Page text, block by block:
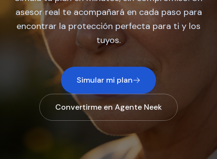
asesor real te acompañará en cada paso para
encontrar la protección perfecta para ti y los
tuyos.
Simular mi plan
Convertirme en Agente Neek